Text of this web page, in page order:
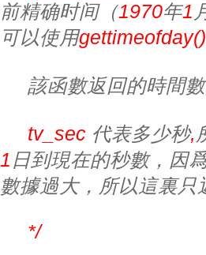
前精确时间（1970年1
可以使用gettimeofday()
該函數返回的時間
tv_sec 代表多少秒,
1 日到現在的秒數，因
數據過大，所以這裏只
*/